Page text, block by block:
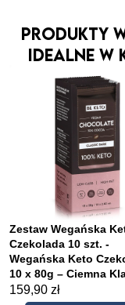
Produkty
Idealne w